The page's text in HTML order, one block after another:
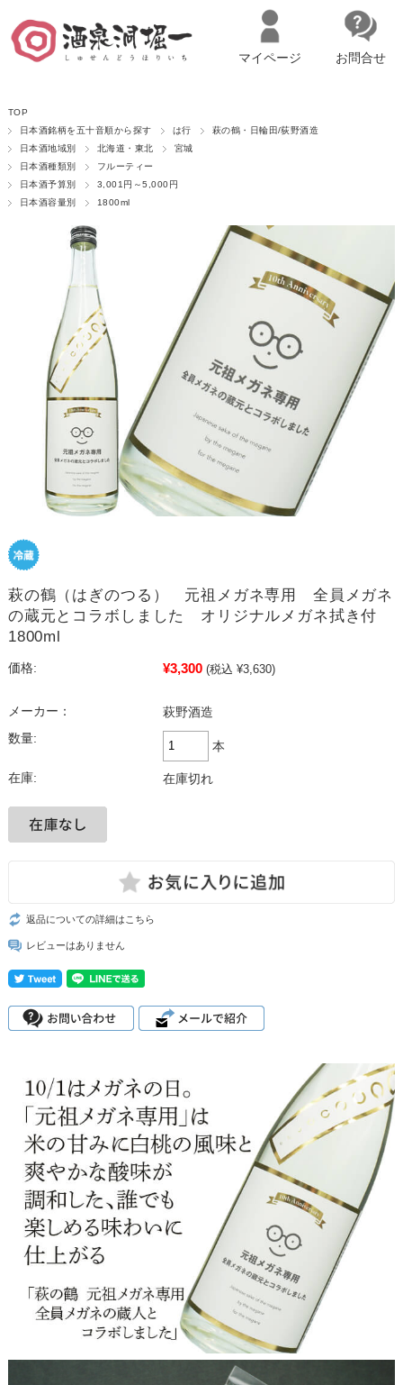
マイページへログイン カートをみる
マイページ お問合せ
TOP
日本酒銘柄を五十音順から探す
は行
萩の鶴・日輪田/荻野酒造
日本酒地域別
北海道・東北
宮城
日本酒種類別
フルーティー
日本酒予算別
3,001円～5,000円
日本酒容量別
1800ml
萩の鶴（はぎのつる） 元祖メガネ専用 全員メガネ
の蔵元とコラボしました オリジナルメガネ拭き付
1800ml
価格: ¥3,300 (税込 ¥3,630)
メーカー：
萩野酒造
数量:
本
在庫: 在庫切れ
返品についての詳細はこちら
レビューはありません